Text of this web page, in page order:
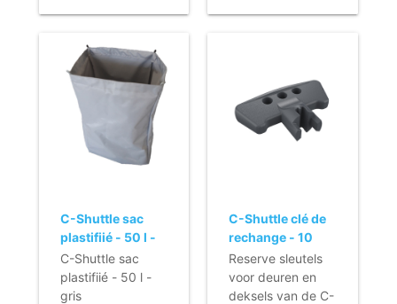
C-Shuttle sac
plastifiié - 50 l -
gris
C-Shuttle sac
plastifiié - 50 l -
gris
C-Shuttle clé de
rechange - 10
pièces
Reserve sleutels
voor deuren en
deksels van de C-